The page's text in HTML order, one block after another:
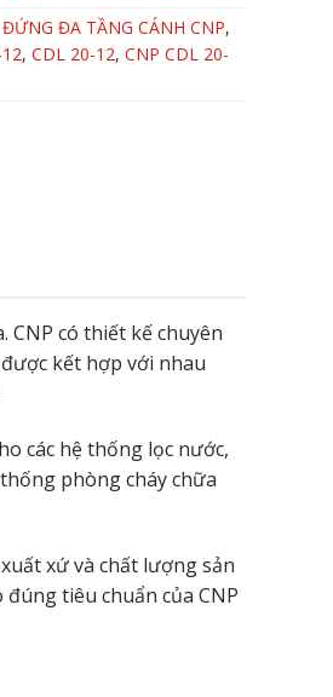
ĐA TẦNG CÁNH CNP,
, CDL 20-12, CNP CDL 20-
CNP có thiết kế chuyên
kết hợp với nhau
các hệ thống lọc nước,
phòng cháy chữa
xứ và chất lượng sản
tiêu chuẩn của CNP